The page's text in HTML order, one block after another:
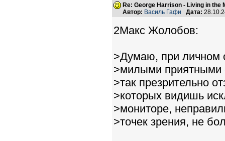
Re: George Harrison - Living in the
Автор: Василь Гафи Дата:
2Макс Жолобов:
>Думаю, при личном
>милыми приятными
>так презрительно
>которых видишь
>мониторе,
>точек зрения, не